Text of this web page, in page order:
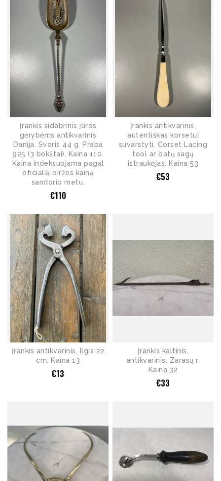
Įrankis sidabrinis jūros
gėrybėms antikvarinis
Danija. Svoris 44 g. Praba
925 (3 bokštai). Kaina 110.
Kaina indeksuojama pagal
oficialią biržos kainą
sandorio metu.
€110
Įrankis antikvarinis,
autentiškas korsetui
suvarstyti. Corset Lacing
tool ar batų sagų
ištraukėjas. Kaina 53
€53
Įrankis antikvarinis. Ilgis 22
cm. Kaina 13
€13
Įrankis kaltinis,
antikvarinis. Zarasų r.
Kaina 32
€33